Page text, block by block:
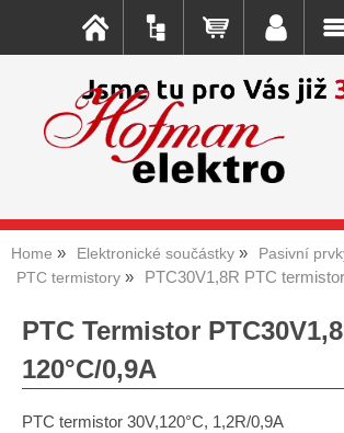
Home Elektronické součástky Pasivní
PTC termistory
PTC30V1,8R PTC
PTC Termistor
120°C/0,9A
PTC termistor 30V,120°C, 1,2R/0,9A